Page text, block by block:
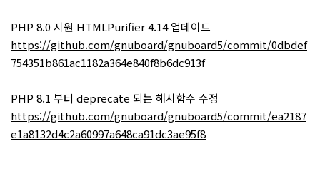
PHP 8.0 지원 HTMLPurifier 4.14 업데이트
https://github.com/gnuboard/gnuboard5/commit/0dbdef
754351b861ac1182a364e840f8b6dc913f
PHP 8.1 부터 deprecate 되는 해시함수 수정
https://github.com/gnuboard/gnuboard5/commit/ea2187
e1a8132d4c2a60997a648ca91dc3ae95f8